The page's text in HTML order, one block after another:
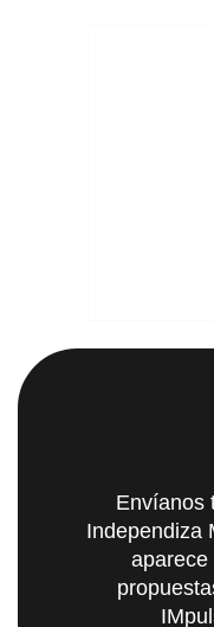
Envíanos
Independiza
aparece